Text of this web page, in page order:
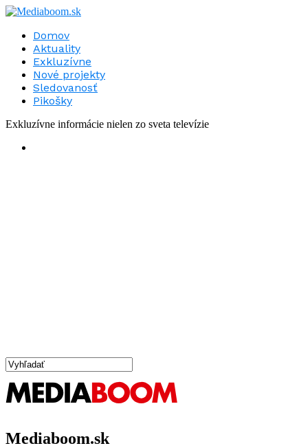
Domov
Aktuality
Exkluzívne
Nové projekty
Sledovanosť
Pikošky
Exkluzívne informácie nielen zo sveta televízie
Mediaboom.sk